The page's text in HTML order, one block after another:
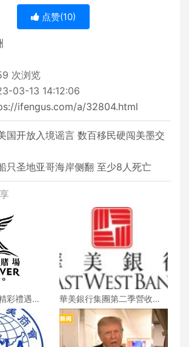
点赞(10)
次浏览
03-13 14:12:06
ifengus.com/a/32804.html
国开放入境谣言 数百移民硬闯美墨交
只圣地亚哥海岸侧翻 至少8人死亡
彩禮遇歡
華美銀行集團第二季營收創
新高 每股收益年增18%